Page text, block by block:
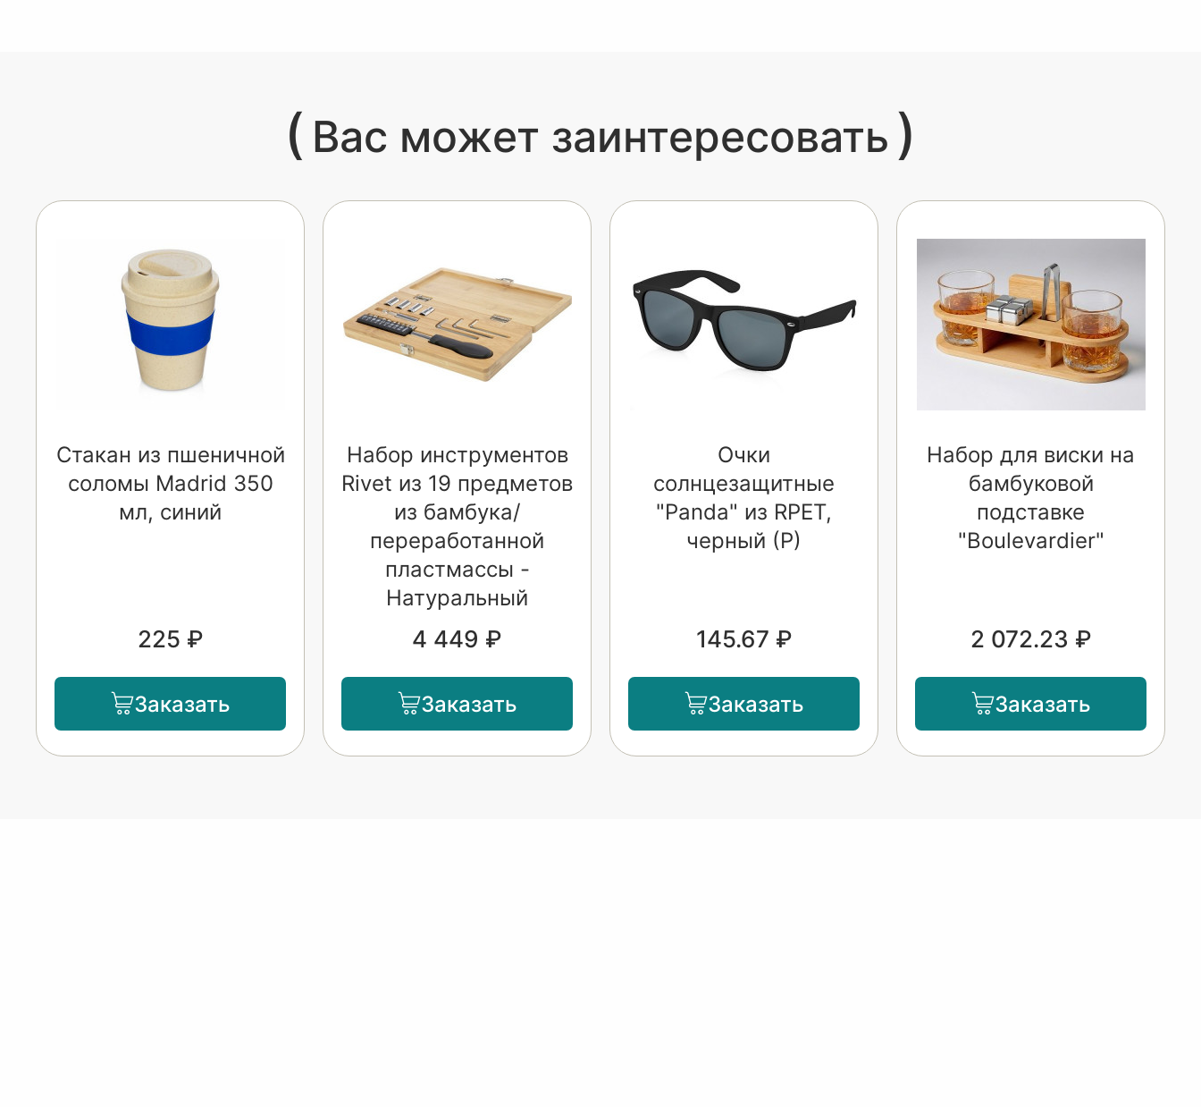
( Вас может заинтересовать )
Стакан из пшеничной
соломы Madrid 350
мл, синий
225 ₽
Заказать
Набор инструментов
Rivet из 19 предметов
из бамбука/
переработанной
пластмассы -
Натуральный
4 449 ₽
Заказать
Очки
солнцезащитные
"Panda" из RPET,
черный (Р)
145.67 ₽
Заказать
Набор для виски на
бамбуковой
подставке
"Boulevardier"
2 072.23 ₽
Заказать